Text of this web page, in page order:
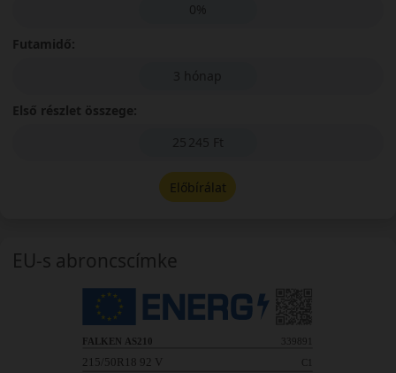
0%
Futamidő:
3 hónap
Első részlet összege:
25 245 Ft
Előbírálat
EU-s abroncscímke